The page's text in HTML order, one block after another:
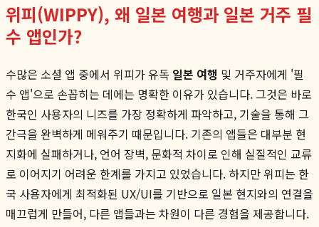
위피(WIPPY), 왜 일본 여행과 일본 거주 필
수 앱인가?
수많은 소셜 앱 중에서 위피가 유독 일본 여행 및 거주자에게 '필
수 앱'으로 손꼽히는 데에는 명확한 이유가 있습니다. 그것은 바로
한국인 사용자의 니즈를 가장 정확하게 파악하고, 기술을 통해 그
간극을 완벽하게 메워주기 때문입니다. 기존의 앱들은 대부분 현
지화에 실패하거나, 언어 장벽, 문화적 차이로 인해 실질적인 교류
로 이어지기 어려운 한계를 가지고 있었습니다. 하지만 위피는 한
국 사용자에게 최적화된 UX/UI를 기반으로 일본 현지와의 연결을
매끄럽게 만들어, 다른 앱들과는 차원이 다른 경험을 제공합니다.